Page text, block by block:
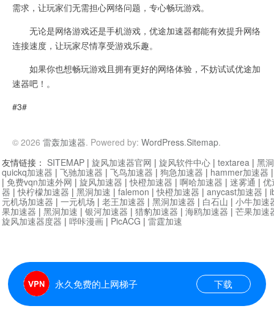
需求，让玩家们无需担心网络问题，专心畅玩游戏。
无论是网络游戏还是手机游戏，优途加速器都能有效提升网络
连接速度，让玩家尽情享受游戏乐趣。
如果你也想畅玩游戏且拥有更好的网络体验，不妨试试优途加
速器吧！。
#3#
© 2026 雷轰加速器. Powered by: WordPress.Sitemap.
永久免费的上网梯子 下载
友情链接： SITEMAP | 旋风加速器官网 | 旋风软件中心 | textarea | 黑
quickq加速器 | 飞驰加速器 | 飞鸟加速器 | 狗急加速器 | hammer加速器
| 免费vqn加速外网 | 旋风加速器 |快橙加速器 | 啊哈加速器 | 迷雾通 | 优
器 |快柠檬加速器 | 黑洞加速 | falemon |快橙加速器 | anycast加速器 |
元机场加速器 | 一元机场 | 老王加速器 | 黑洞加速器 | 白石山 | 小牛加速
果加速器 | 黑洞加速 | 银河加速器 | 猎豹加速器 | 海鸥加速器 | 芒果加速
旋风加速器度器 | 哔咔漫画 | PicACG | 雷霆加速